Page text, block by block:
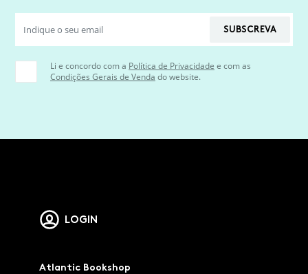
SUBSCREVA
Li e concordo com a Política de Privacidade e com as
Condições Gerais de Venda do website.
LOGIN
Atlantic Bookshop